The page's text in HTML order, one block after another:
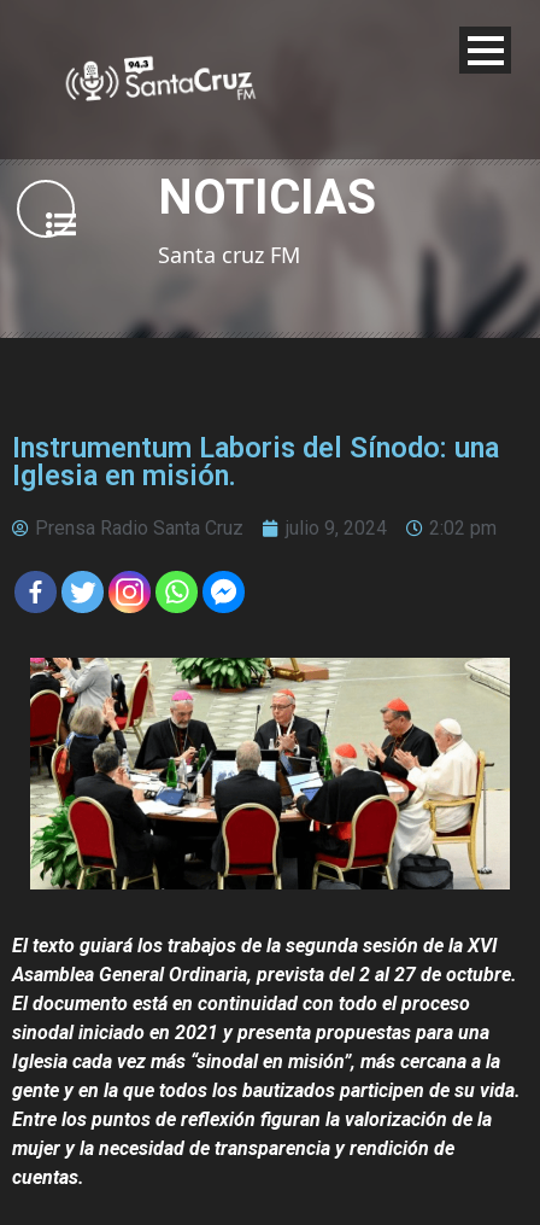
NOTICIAS
Santa cruz FM
Instrumentum Laboris del Sínodo: una
Iglesia en misión.
Prensa Radio Santa Cruz julio 9, 2024 2:02 pm
El texto guiará los trabajos de la segunda sesión de la XVI
Asamblea General Ordinaria, prevista del 2 al 27 de octubre.
El documento está en continuidad con todo el proceso
sinodal iniciado en 2021 y presenta propuestas para una
Iglesia cada vez más “sinodal en misión”, más cercana a la
gente y en la que todos los bautizados participen de su vida.
Entre los puntos de reflexión figuran la valorización de la
mujer y la necesidad de transparencia y rendición de
cuentas.